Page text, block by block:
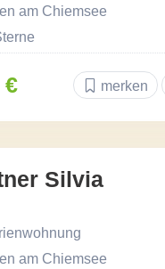
am Chiemsee
€ merken
Silvia
am Chiemsee